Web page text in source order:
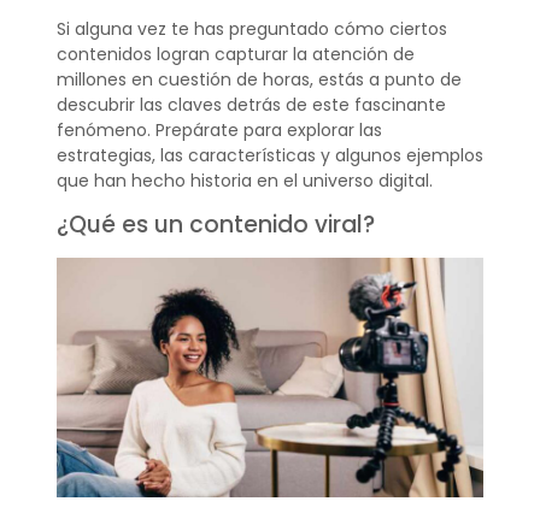
Si alguna vez te has preguntado cómo ciertos
contenidos logran capturar la atención de
millones en cuestión de horas, estás a punto de
descubrir las claves detrás de este fascinante
fenómeno. Prepárate para explorar las
estrategias, las características y algunos ejemplos
que han hecho historia en el universo digital.
¿Qué es un contenido viral?